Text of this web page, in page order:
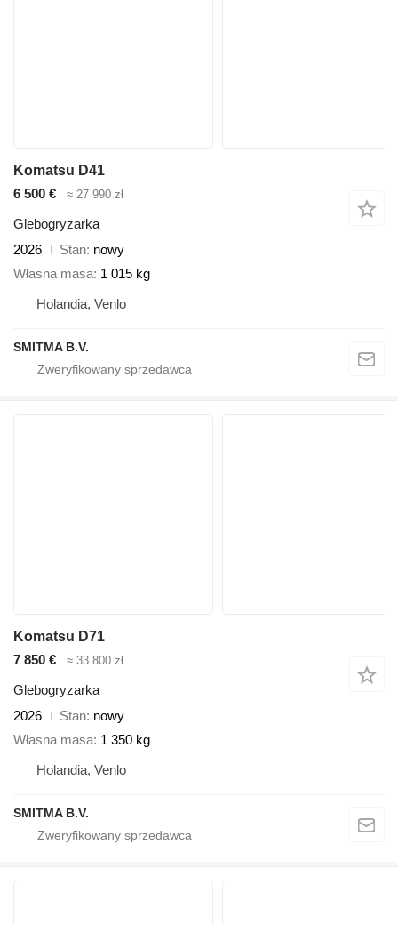
Komatsu D41
6 500 €
≈ 27 990 zł
Glebogryzarka
2026
Stan nowy
Własna masa 1 015 kg
Holandia, Venlo
SMITMA B.V.
Komatsu D71
7 850 €
≈ 33 800 zł
Glebogryzarka
2026
Stan nowy
Własna masa 1 350 kg
Holandia, Venlo
SMITMA B.V.